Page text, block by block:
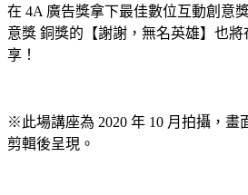
在 4A 廣告獎拿下最佳數位互動創意
意獎 銅獎的【謝謝，無名英雄】也
享！
※此場講座為 2020 年 10 月拍攝，畫
剪輯後呈現。